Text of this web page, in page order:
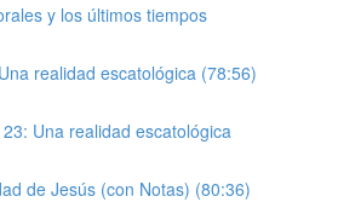
y los últimos tiempos
realidad escatológica (78:56)
Una realidad escatológica
de Jesús (con Notas) (80:36)